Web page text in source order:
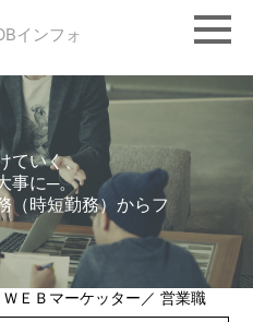
インフォ
ていく、
事に─。
（時短勤務）からフ
ＷＥＢマーケッター／ 営業職